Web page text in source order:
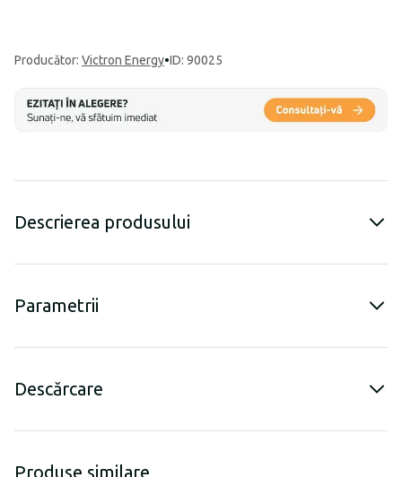
Producător: Victron Energy•ID: 90025
Descrierea produsului
Parametrii
Descărcare
Produse similare